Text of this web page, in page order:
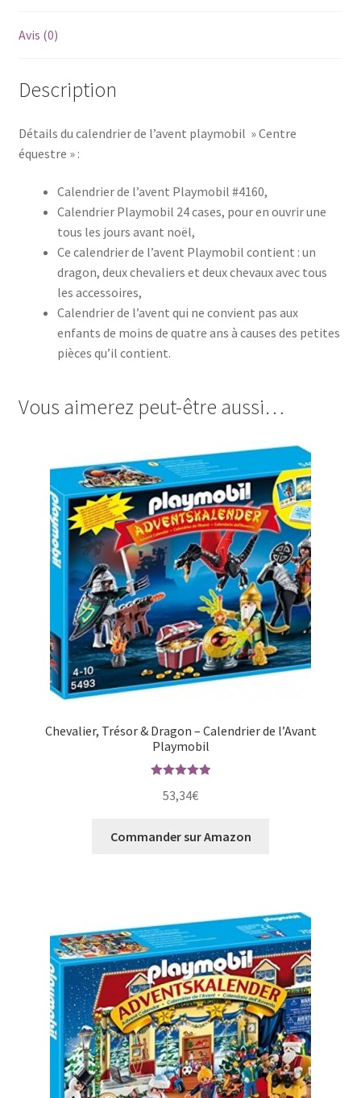
Avis (0)
Description
Détails du calendrier de l’avent playmobil » Centre
équestre » :
Calendrier de l’avent Playmobil #4160,
Calendrier Playmobil 24 cases, pour en ouvrir une
tous les jours avant noël,
Ce calendrier de l’avent Playmobil contient : un
dragon, deux chevaliers et deux chevaux avec tous
les accessoires,
Calendrier de l’avent qui ne convient pas aux
enfants de moins de quatre ans à causes des petites
pièces qu’il contient.
Vous aimerez peut-être aussi…
Chevalier, Trésor & Dragon – Calendrier de l’Avant
Playmobil
sur 5
53,34€
Commander sur Amazon